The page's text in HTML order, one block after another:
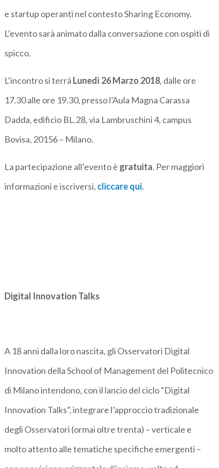
e startup operanti nel contesto Sharing Economy.
L’evento sarà animato dalla conversazione con ospiti di
spicco.
L’incontro si terrà Lunedì 26 Marzo 2018, dalle ore
17.30 alle ore 19.30, presso l’Aula Magna Carassa
Dadda, edificio BL.28, via Lambruschini 4, campus
Bovisa, 20156 – Milano.
La partecipazione all’evento è gratuita. Per maggiori
informazioni e iscriversi, cliccare qui.
Digital Innovation Talks
A 18 anni dalla loro nascita, gli Osservatori Digital
Innovation della School of Management del Politecnico
di Milano intendono, con il lancio del ciclo “Digital
Innovation Talks”, integrare l’approccio tradizionale
degli Osservatori (ormai oltre trenta) – verticale e
molto attento alle tematiche specifiche emergenti –